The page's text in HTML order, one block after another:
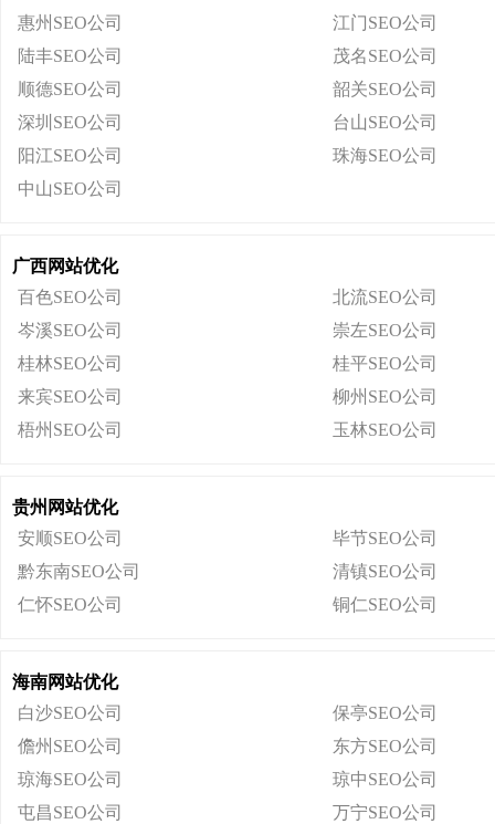
惠州SEO公司
江门SEO公司
陆丰SEO公司
茂名SEO公司
顺德SEO公司
韶关SEO公司
深圳SEO公司
台山SEO公司
阳江SEO公司
珠海SEO公司
中山SEO公司
广西网站优化
百色SEO公司
北流SEO公司
岑溪SEO公司
崇左SEO公司
桂林SEO公司
桂平SEO公司
来宾SEO公司
柳州SEO公司
梧州SEO公司
玉林SEO公司
贵州网站优化
安顺SEO公司
毕节SEO公司
黔东南SEO公司
清镇SEO公司
仁怀SEO公司
铜仁SEO公司
海南网站优化
白沙SEO公司
保亭SEO公司
儋州SEO公司
东方SEO公司
琼海SEO公司
琼中SEO公司
屯昌SEO公司
万宁SEO公司